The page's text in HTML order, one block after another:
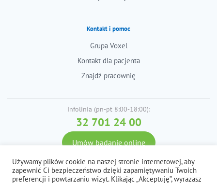
Kontakt i pomoc
Grupa Voxel
Kontakt dla pacjenta
Znajdź pracownię
Infolinia (pn-pt 8:00-18:00):
32 701 24 00
Umów badanie online
© 2026 Voxel S.A. Wszystkie prawa zastrzeżone.
Używamy plików cookie na naszej stronie internetowej, aby
zapewnić Ci bezpieczeństwo dzięki zapamiętywaniu Twoich
preferencji i powtarzaniu wizyt. Klikając „Akceptuję”, wyrażasz